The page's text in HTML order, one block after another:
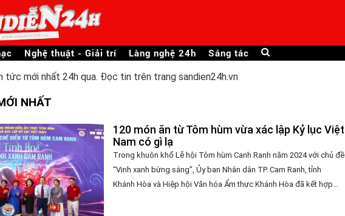
Nghệ thuật - Giải trí Làng nghệ 24h Sáng tác
tức mới nhất 24h qua. Đọc tin trên trang sandien24h.vn
NHẤT
120 món ăn từ Tôm hùm vừa xác lập Kỷ lục Việt
Nam có gì lạ
Trong khuôn khổ Lễ hội Tôm hùm Canh Ranh năm 2024 với chủ đề
“Vịnh xanh bừng sáng”, Ủy ban Nhân dân TP. Cam Ranh, tỉnh
Khánh Hòa và Hiệp hội Văn hóa Ẩm thực Khánh Hòa đã kết hợp...